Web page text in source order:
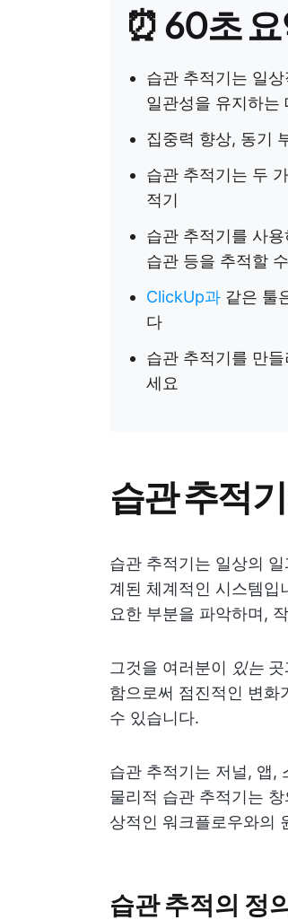
⏰ 60초
습관 추적기는 일
일관성을 유지하는
집중력 향상, 동기
습관 추적기는 두
적기
습관 추적기를 사
습관 등을 추적할
ClickUp과 같은 툴
다
습관 추적기를 만
세요
습관 추적
습관 추적기는 일상의
계된 체계적인 시스템입
요한 부분을 파악하며,
그것을 여러분이 있는
함으로써 점진적인 변화
수 있습니다.
습관 추적기는 저널, 앱,
물리적 습관 추적기는
상적인 워크플로우와의
습관 추적의 정